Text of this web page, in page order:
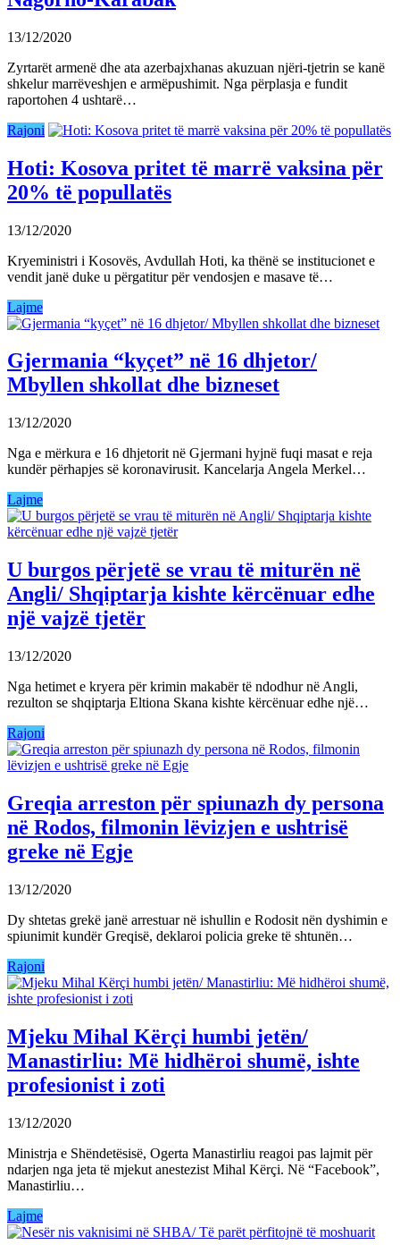
13/12/2020
Zyrtarët armenë dhe ata azerbajxhanas akuzuan njëri-tjetrin se kanë
shkelur marrëveshjen e armëpushimit. Nga përplasja e fundit
raportohen 4 ushtarë…
Rajoni
Hoti: Kosova pritet të marrë vaksina për
20% të popullatës
13/12/2020
Kryeministri i Kosovës, Avdullah Hoti, ka thënë se institucionet e
vendit janë duke u përgatitur për vendosjen e masave të…
Lajme
Gjermania “kyçet” në 16 dhjetor/
Mbyllen shkollat dhe bizneset
13/12/2020
Nga e mërkura e 16 dhjetorit në Gjermani hyjnë fuqi masat e reja
kundër përhapjes së koronavirusit. Kancelarja Angela Merkel…
Lajme
U burgos përjetë se vrau të miturën në
Angli/ Shqiptarja kishte kërcënuar edhe
një vajzë tjetër
13/12/2020
Nga hetimet e kryera për krimin makabër të ndodhur në Angli,
rezulton se shqiptarja Eltiona Skana kishte kërcënuar edhe një…
Rajoni
Greqia arreston për spiunazh dy persona
në Rodos, filmonin lëvizjen e ushtrisë
greke në Egje
13/12/2020
Dy shtetas grekë janë arrestuar në ishullin e Rodosit nën dyshimin e
spiunimit kundër Greqisë, deklaroi policia greke të shtunën…
Rajoni
Mjeku Mihal Kërçi humbi jetën/
Manastirliu: Më hidhëroi shumë, ishte
profesionist i zoti
13/12/2020
Ministrja e Shëndetësisë, Ogerta Manastirliu reagoi pas lajmit për
ndarjen nga jeta të mjekut anestezist Mihal Kërçi. Në “Facebook”,
Manastirliu…
Lajme